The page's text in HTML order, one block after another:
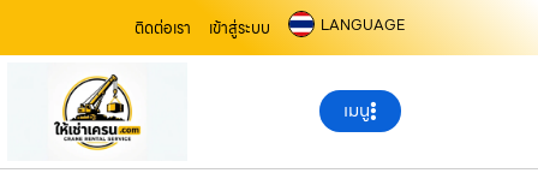
ติดต่อเรา เข้าสู่ระบบ LANGUAGE
เมนู